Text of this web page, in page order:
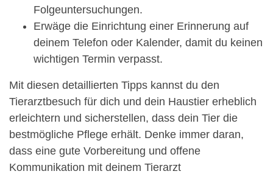
Folgeuntersuchungen.
Erwäge die Einrichtung einer Erinnerung auf
deinem Telefon oder Kalender, damit du keinen
wichtigen Termin verpasst.
Mit diesen detaillierten Tipps kannst du den
Tierarztbesuch für dich und dein Haustier erheblich
erleichtern und sicherstellen, dass dein Tier die
bestmögliche Pflege erhält. Denke immer daran,
dass eine gute Vorbereitung und offene
Kommunikation mit deinem Tierarzt